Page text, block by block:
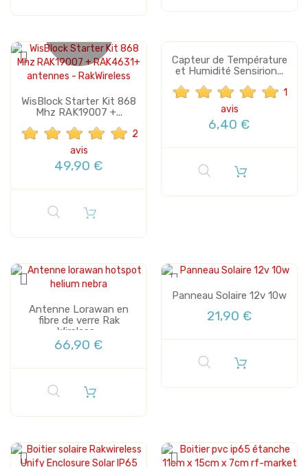
WisBlock Starter Kit 868
Mhz RAK19007 +...
2
avis
49,90 €
Capteur de Température
et Humidité Sensirion...
1
avis
6,40 €
Antenne Lorawan en
fibre de verre Rak
Wireless...
66,90 €
Panneau Solaire 12v 10w
21,90 €